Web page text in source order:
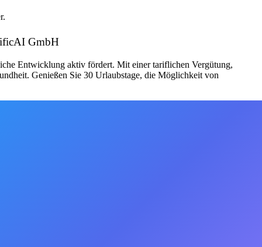
GmbH
Entwicklung aktiv fördert. Mit einer tariflichen Vergütung,
Genießen Sie 30 Urlaubstage, die Möglichkeit von